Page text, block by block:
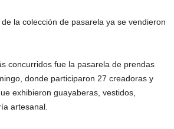
la colección de pasarela ya se vendieron
concurridos fue la pasarela de prendas
donde participaron 27 creadoras y
exhibieron guayaberas, vestidos,
artesanal.